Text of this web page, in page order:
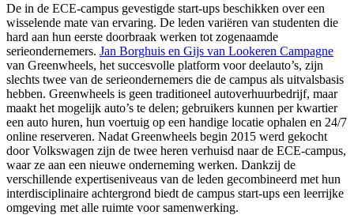
De in de ECE-campus gevestigde start-ups beschikken over een
wisselende mate van ervaring. De leden variëren van studenten die
hard aan hun eerste doorbraak werken tot zogenaamde
serieondernemers. Jan Borghuis en Gijs van Lookeren Campagne
van Greenwheels, het succesvolle platform voor deelauto’s, zijn
slechts twee van de serieondernemers die de campus als uitvalsbasis
hebben. Greenwheels is geen traditioneel autoverhuurbedrijf, maar
maakt het mogelijk auto’s te delen; gebruikers kunnen per kwartier
een auto huren, hun voertuig op een handige locatie ophalen en 24/7
online reserveren. Nadat Greenwheels begin 2015 werd gekocht
door Volkswagen zijn de twee heren verhuisd naar de ECE-campus,
waar ze aan een nieuwe onderneming werken. Dankzij de
verschillende expertiseniveaus van de leden gecombineerd met hun
interdisciplinaire achtergrond biedt de campus start-ups een leerrijke
omgeving met alle ruimte voor samenwerking.